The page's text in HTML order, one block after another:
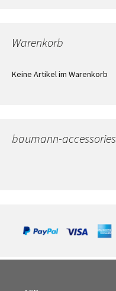
Warenkorb
Keine Artikel im Warenkorb
baumann-accessories